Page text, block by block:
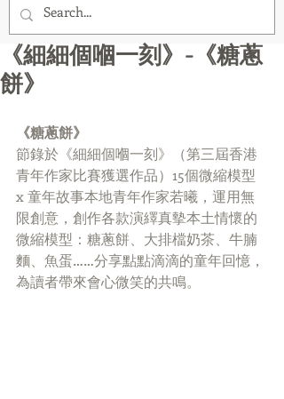
《細細個嗰一刻》-《糖蔥
餅》
《糖蔥餅》
節錄於《細細個嗰一刻》（第三屆香港
青年作家比賽獲選作品）15個微縮模型
x 童年故事本地青年作家若曦，運用無
限創意，創作各款演繹真摰本土情懷的
微縮模型：糖蔥餅、大排檔奶茶、牛腩
麵、魚蛋……分享點點滴滴的童年回憶，
為讀者帶來會心微笑的共鳴。